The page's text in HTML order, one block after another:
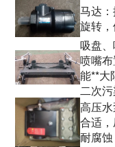
马达
旋转
吸盘
喷嘴
能**大
二次污
高压
合适
耐腐蚀